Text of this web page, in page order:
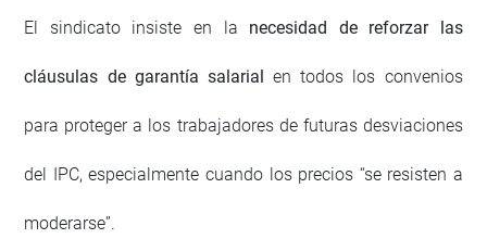
El sindicato insiste en la necesidad de reforzar las
cláusulas de garantía salarialen todos los convenios
para proteger a los trabajadores de futuras desviaciones
del IPC, especialmente cuando los precios “se resisten a
moderarse”.